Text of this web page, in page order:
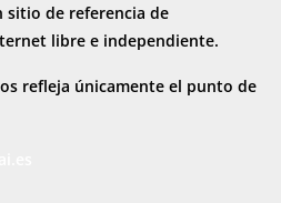
sitio de referencia de
libre e independiente.
refleja únicamente el punto de